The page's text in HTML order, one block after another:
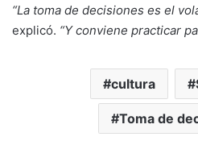
“La toma de decisiones es el
explicó. “Y conviene practicar
cultura
Toma de